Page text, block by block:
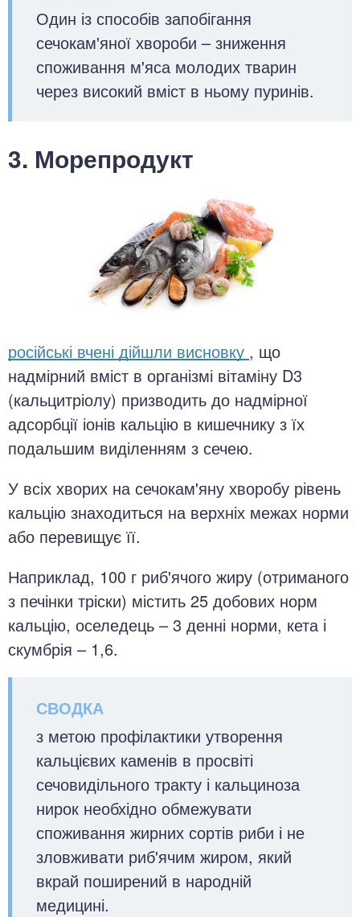
Один із способів запобігання
сечокам'яної хвороби – зниження
споживання м'яса молодих тварин
через високий вміст в ньому пуринів.
3. Морепродукт
російські вчені дійшли висновку , що
надмірний вміст в організмі вітаміну D3
(кальцитріолу) призводить до надмірної
адсорбції іонів кальцію в кишечнику з їх
подальшим виділенням з сечею.
У всіх хворих на сечокам'яну хворобу рівень
кальцію знаходиться на верхніх межах норми
або перевищує її.
Наприклад, 100 г риб'ячого жиру (отриманого
з печінки тріски) містить 25 добових норм
кальцію, оселедець – 3 денні норми, кета і
скумбрія – 1,6.
з метою профілактики утворення
кальцієвих каменів в просвіті
сечовидільного тракту і кальциноза
нирок необхідно обмежувати
споживання жирних сортів риби і не
зловживати риб'ячим жиром, який
вкрай поширений в народній
медицині.